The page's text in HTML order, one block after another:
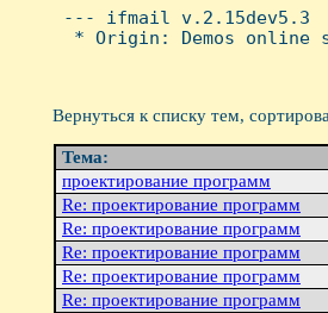
--- ifmail v.2.15dev5.3
* Origin: Demos online
Вернуться к списку тем,
Тема:
проектирование программ
Re: проектирование программ
Re: проектирование программ
Re: проектирование программ
Re: проектирование программ
Re: проектирование программ